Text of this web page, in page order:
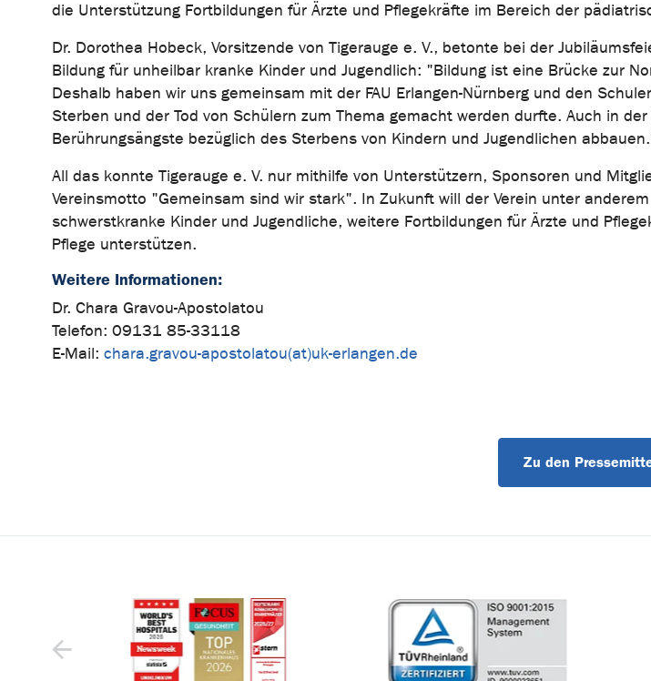
die Unterstützung Fortbildungen für Ärzte und Pflegekräfte im Bereich der
Dr. Dorothea Hobeck, Vorsitzende von Tigerauge e. V., betonte bei der
Bildung für unheilbar kranke Kinder und Jugendlich: "Bildung ist eine Brücke zur
Deshalb haben wir uns gemeinsam mit der FAU Erlangen-Nürnberg und den
Sterben und der Tod von Schülern zum Thema gemacht werden durfte. Auch in
Berührungsängste bezüglich des Sterbens von Kindern und Jugendlichen
All das konnte Tigerauge e. V. nur mithilfe von Unterstützern, Sponsoren und
Vereinsmotto "Gemeinsam sind wir stark". In Zukunft will der Verein unter
schwerstkranke Kinder und Jugendliche, weitere Fortbildungen für Ärzte und
Pflege unterstützen.
Weitere Informationen:
Dr. Chara Gravou-Apostolatou
Telefon: 09131 85-33118
E-Mail: chara.gravou-apostolatou(at)uk-erlangen.de
Zu den